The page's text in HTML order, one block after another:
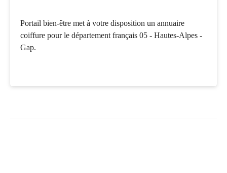
Portail bien-être met à votre disposition un annuaire
coiffure pour le département français 05 - Hautes-Alpes -
Gap.